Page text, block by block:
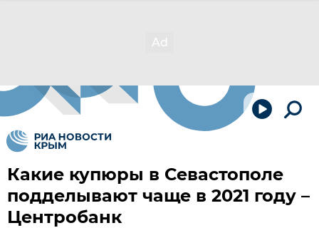
Какие купюры в Севастополе
подделывают чаще в 2021 году –
Центробанк